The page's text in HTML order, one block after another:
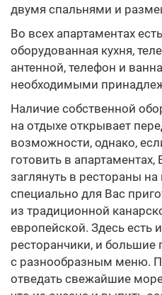
двумя спальнями и
Во всех апартаментах
оборудованная кухня,
антенной, телефон и
необходимыми
Наличие собственной
на отдыхе открывает
возможности, однако,
готовить в
заглянуть в рестораны
специально для Вас
из традиционной
европейской. Здесь есть
ресторанчики, и
с разнообразным меню.
отведать свежайшие